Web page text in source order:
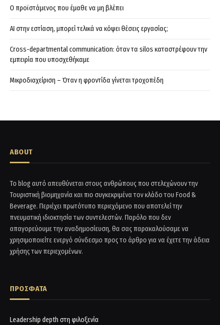
Ο προϊστάμενος που έμαθε να μη βλέπει
AI στην εστίαση, μπορεί τελικά να κόψει θέσεις εργασίας;
Cross-departmental communication: όταν τα silos καταστρέφουν την
εμπειρία που υποσχεθήκαμε
Μικροδιαχείριση – Όταν η φροντίδα γίνεται τροχοπέδη
ABOUT
Το blog αυτό απευθύνεται στους ανθρώπους που στελεχώνουν την
Τουριστική βιομηχανία και πιο συγκεκριμένα τον κλάδο του Food &
Beverage. Περιέχει πρωτότυπο περιεχόμενο που αποτελεί την
πνευματική ιδιοκτησία των συντελεστών. Παρόλο που δεν
απαγορεύουμε την αναδημοσίευση, θα σας παρακαλούσαμε να
χρησιμοποιείτε ενεργό σύνδεσμο προς το άρθρο για να έχετε την άδεια
χρήσης των περιεχομένων.
ΠΡΟΣΦΑΤΑ
Leadership depth στη φιλοξενία